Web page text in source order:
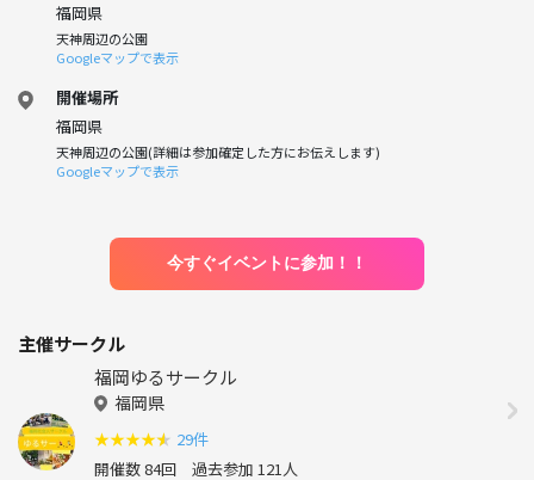
福岡県
天神周辺の公園
Googleマップで表示
開催場所
福岡県
天神周辺の公園(詳細は参加確定した方にお伝えします)
Googleマップで表示
今すぐイベントに参加！！
主催サークル
福岡ゆるサークル
福岡県
★★★★★ 29件
開催数 84回 過去参加 121人